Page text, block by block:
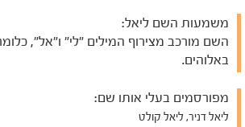
משמעות השם ליאל:
השם מורכב מצירוף המילים "לי" ו"אל",
באלוהים.
מפורסמים בעלי אותו שם:
ליאל דניר, ליאל קולט